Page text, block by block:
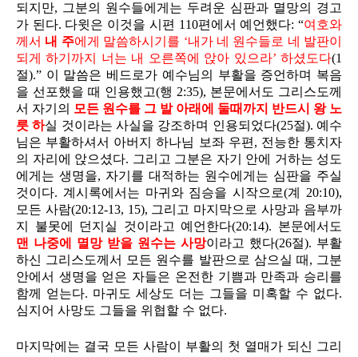
되지만, 그분의 원수들에게는 두려운 심판과 멸망의 경고
가 된다. 다윗은 이것을 시편 110편에서 예언했다: “여호와
께서 내 주에게 말씀하시기를 ‘내가 네 원수들로 네 발판이
되게 하기까지 너는 내 오른쪽에 앉아 있으라’ 하셨도다(1
절).” 이 말씀은 베드로가 예수님의 부활을 증언하며 복음
을 선포했을 때 인용했고(행 2:35), 본문에서도 그리스도께
서 자기의 모든 원수를 그 발 아래에 둘때까지 반드시 왕 노
릇 하실 것이라는 사실을 강조하며 인용되었다(25절). 예수
님은 부활하셔서 아버지 하나님 보좌 우편, 전능한 통치자
의 자리에 앉으셨다. 그리고 그분은 자기 안에 거하는 성도
에게는 생명을, 자기를 대적하는 원수에게는 심판을 주실
것이다. 계시록에서는 마귀와 짐승을 시작으로(계 20:10),
모든 사람(20:12-13, 15), 그리고 마지막으로 사망과 음부까
지 불못에 던지실 것이라고 예언한다(20:14). 본문에서도
맨 나중에 멸망 받을 원수는 사망이라고 했다(26절). 부활
하신 그리스도께서 모든 원수를 발판으로 삼으실 때, 그분
안에서 생명을 얻은 자들은 온전한 기쁨과 만족과 승리를
함께 얻는다. 마귀도 세상도 더는 그들을 미혹할 수 없다.
심지어 사망도 그들을 위협할 수 없다.
마지막에는 결국 모든 사람이 부활의 첫 열매가 되신 그리